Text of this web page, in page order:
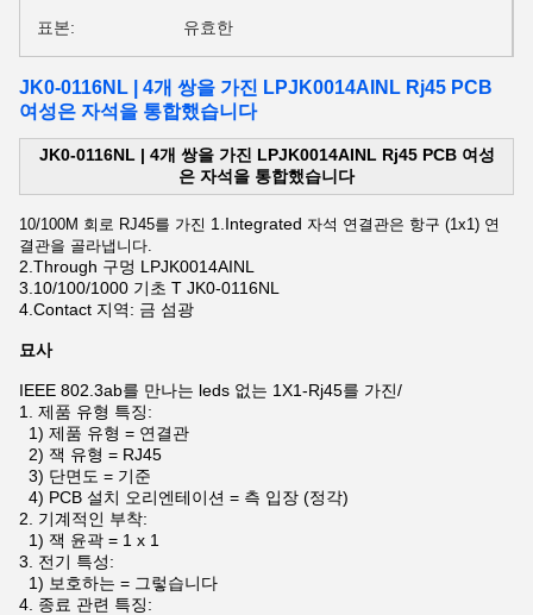
표본: 유효한
JK0-0116NL | 4개 쌍을 가진 LPJK0014AINL Rj45 PCB
여성은 자석을 통합했습니다
JK0-0116NL | 4개 쌍을 가진 LPJK0014AINL Rj45 PCB 여성
은 자석을 통합했습니다
10/100M 회로 RJ45를 가진 1.Integrated 자석 연결관은 항구 (1x1) 연
결관을 골라냅니다.
2.Through 구멍 LPJK0014AINL
3.10/100/1000 기초 T JK0-0116NL
4.Contact 지역: 금 섬광
묘사
IEEE 802.3ab를 만나는 leds 없는 1X1-Rj45를 가진/
1. 제품 유형 특징:
1) 제품 유형 = 연결관
2) 잭 유형 = RJ45
3) 단면도 = 기준
4) PCB 설치 오리엔테이션 = 측 입장 (정각)
2. 기계적인 부착:
1) 잭 윤곽 = 1 x 1
3. 전기 특성:
1) 보호하는 = 그렇습니다
4. 종료 관련 특징: